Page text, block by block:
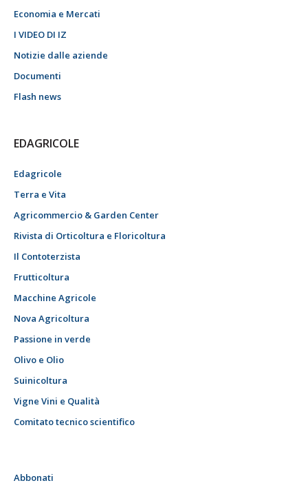
Economia e Mercati
I VIDEO DI IZ
Notizie dalle aziende
Documenti
Flash news
EDAGRICOLE
Edagricole
Terra e Vita
Agricommercio & Garden Center
Rivista di Orticoltura e Floricoltura
Il Contoterzista
Frutticoltura
Macchine Agricole
Nova Agricoltura
Passione in verde
Olivo e Olio
Suinicoltura
Vigne Vini e Qualità
Comitato tecnico scientifico
Abbonati